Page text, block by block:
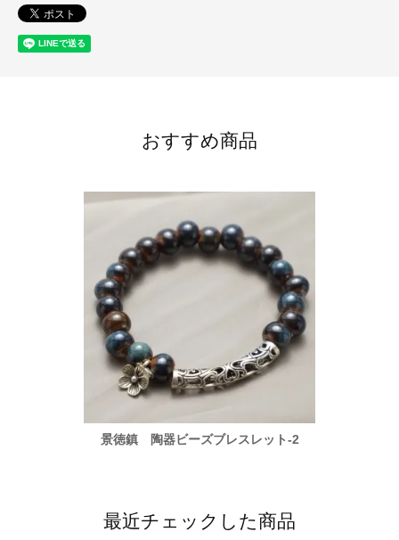
おすすめ商品
景徳鎮 陶器ビーズブレスレット-2
最近チェックした商品